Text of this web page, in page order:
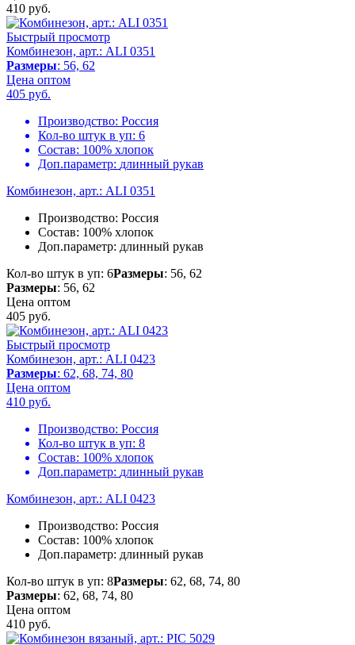
410 руб.
Быстрый просмотр
Комбинезон, арт.: ALI 0351
Размеры: 56, 62
Цена оптом
405 руб.
Производство: Россия
Кол-во штук в уп: 6
Состав: 100% хлопок
Доп.параметр: длинный рукав
Комбинезон, арт.: ALI 0351
Производство: Россия
Состав: 100% хлопок
Доп.параметр: длинный рукав
Кол-во штук в уп: 6Размеры: 56, 62
Размеры: 56, 62
Цена оптом
405 руб.
Быстрый просмотр
Комбинезон, арт.: ALI 0423
Размеры: 62, 68, 74, 80
Цена оптом
410 руб.
Производство: Россия
Кол-во штук в уп: 8
Состав: 100% хлопок
Доп.параметр: длинный рукав
Комбинезон, арт.: ALI 0423
Производство: Россия
Состав: 100% хлопок
Доп.параметр: длинный рукав
Кол-во штук в уп: 8Размеры: 62, 68, 74, 80
Размеры: 62, 68, 74, 80
Цена оптом
410 руб.